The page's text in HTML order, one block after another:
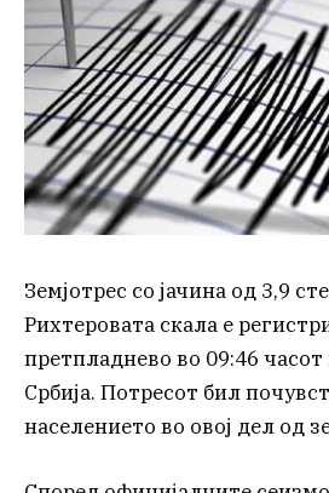
Земјотрес со јачина од 3,9
Рихтеровата скала е
претпладнево во 09:46 часот
Србија. Потресот бил
населението во овој дел од